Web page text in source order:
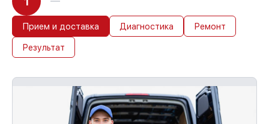
Прием и доставка Диагностика Ремонт
Результат